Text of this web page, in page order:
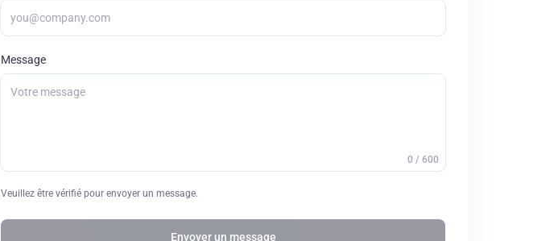
Message
0 / 600
Veuillez être vérifié pour envoyer un message.
Envoyer un message